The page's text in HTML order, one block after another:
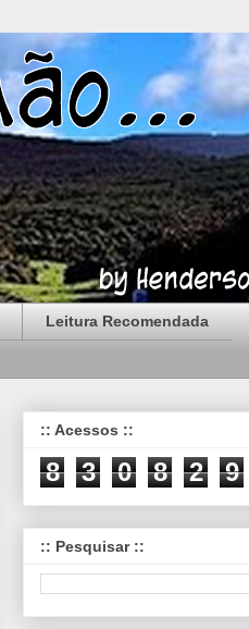
Leitura Recomendada
:: Acessos ::
8 3 0 8 2 9
:: Pesquisar ::